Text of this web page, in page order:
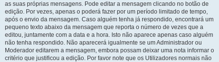
as suas próprias mensagens. Pode editar a mensagem clicando no botão de
edição. Por vezes, apenas o poderá fazer por um período limitado de tempo,
após o envio da mensagem. Caso alguém tenha já respondido, encontrará um
pequeno texto abaixo da mensagem que reporta o número de vezes que a
editou, juntamente com a data e a hora. Isto não aparece apenas caso alguém
não tenha respondido. Não aparecerá igualmente se um Administrador ou
Moderador editarem a mensagem, embora possam deixar uma nota informar o
critério que justificou a edição. Por favor note que os Utilizadores normais não